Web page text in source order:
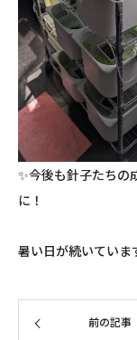
✨今後も針子たちの
に！
暑い日が続いていま
前の記事